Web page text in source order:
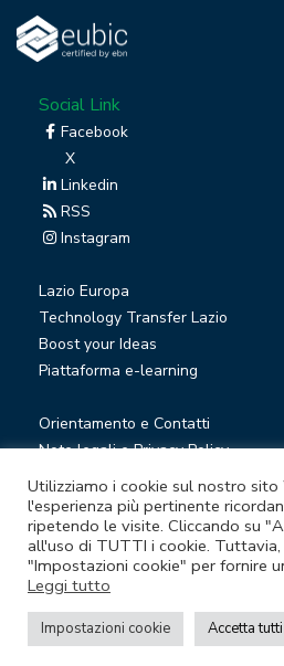
Social Link
Facebook
X
Linkedin
RSS
Instagram
Lazio Europa
Technology Transfer Lazio
Boost your Ideas
Piattaforma e-learning
Orientamento e Contatti
Note legali e Privacy Policy
Privacy Newsletter
Società trasparente
Whistleblowing
© Lazio Innova S.p.A. società
coordinamento della Regione Lazio
Sede legale Via Marco Aurelio 26 A
Utilizziamo i cookie sul nostro
l'esperienza più pertinente
ripetendo le visite. Cliccando su
all'uso di TUTTI i cookie.
"Impostazioni cookie" per fornire
Leggi tutto
Impostazioni cookie Accetta tutti